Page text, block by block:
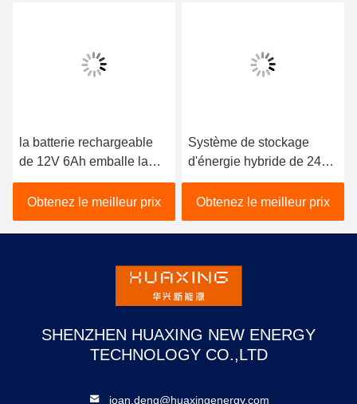
la batterie rechargeable
de 12V 6Ah emballe la
cellule 32700 LiFePO4
avec BMS
Obtenez le meilleur prix
Système de stockage
d'énergie hybride de 241
kWh
Obtenez le meilleur prix
SHENZHEN HUAXING NEW ENERGY
TECHNOLOGY CO.,LTD
joan.deng@huaxingenergy.com